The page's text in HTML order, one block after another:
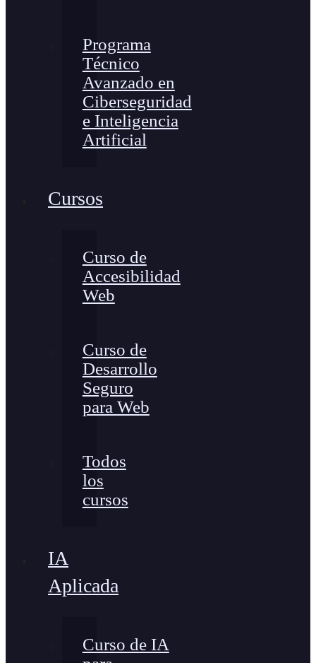
Programa
Técnico
Avanzado en
Ciberseguridad
e Inteligencia
Artificial
Cursos
Curso de
Accesibilidad
Web
Curso de
Desarrollo
Seguro
para Web
Todos
los
cursos
IA
Aplicada
Curso de IA